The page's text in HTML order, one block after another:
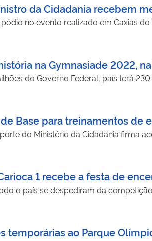
da Cidadania recebem
no evento realizado em Caxias
na Gymnasiade 2022,
do Governo Federal, país terá
Base para treinamentos de
do Ministério da Cidadania firma
1 recebe a festa de
o país se despediram da
temporárias ao Parque